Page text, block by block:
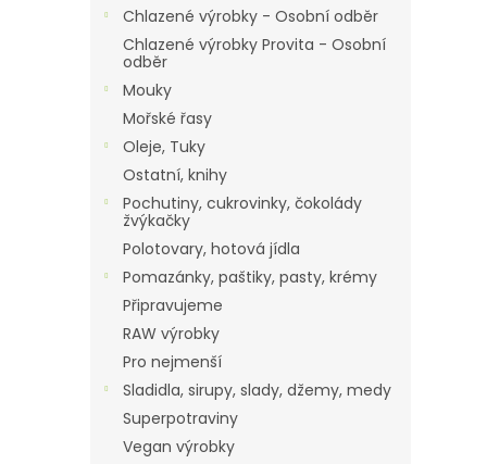
Chlazené výrobky - Osobní odběr
Chlazené výrobky Provita - Osobní
odběr
Mouky
Mořské řasy
Oleje, Tuky
Ostatní, knihy
Pochutiny, cukrovinky, čokolády
žvýkačky
Polotovary, hotová jídla
Pomazánky, paštiky, pasty, krémy
Připravujeme
RAW výrobky
Pro nejmenší
Sladidla, sirupy, slady, džemy, medy
Superpotraviny
Vegan výrobky